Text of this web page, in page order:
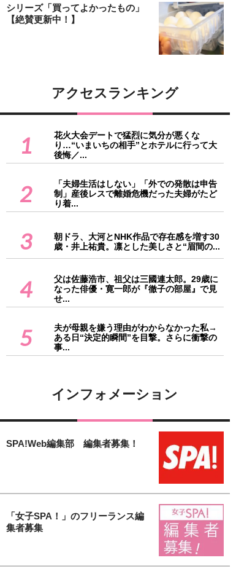
シリーズ「買ってよかったもの」
【絶賛更新中！】
アクセスランキング
1
花火大会デートで猛烈に気分が悪くな
り…“いまいちの相手”とホテルに行って大
後悔／...
2
「夫婦生活はしない」「外での発散は申告
制」産後レスで離婚危機だった夫婦がたど
り着...
3
朝ドラ、大河とNHK作品で存在感を増す30
歳・井上祐貴。凛とした美しさと“眉間の...
4
父は佐藤浩市、祖父は三國連太郎。29歳に
なった俳優・寛一郎が『徹子の部屋』で見
せ...
5
夫が母親を嫌う理由がわからなかった私→
ある日“決定的瞬間”を目撃。さらに衝撃の
事...
インフォメーション
SPA!Web編集部 編集者募集！
「女子SPA！」のフリーランス編
集者募集